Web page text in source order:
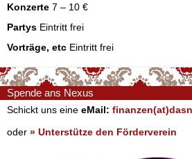
Konzerte 7 – 10 €
Partys Eintritt frei
Vorträge, etc Eintritt frei
Spende ans Nexus
Schickt uns eine eMail:
oder » Unterstütze den Förderverein